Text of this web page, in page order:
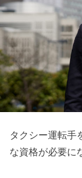
タクシー運転手
な資格が必要に